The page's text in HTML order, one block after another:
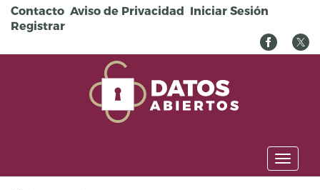
Pasar al contenido principal
Contacto Aviso de Privacidad Iniciar Sesión
Registrar
Toggle